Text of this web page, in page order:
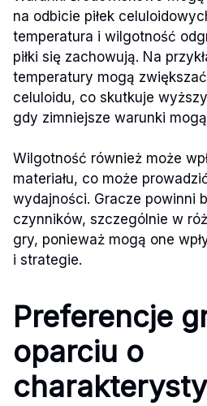
na odbicie piłek
temperatura i wilgotność
piłki się zachowują. Na
temperatury mogą
celuloidu, co skutkuje
gdy zimniejsze warunki
Wilgotność również może
materiału, co może
wydajności. Gracze powinni
czynników, szczególnie w
gry, ponieważ mogą one
i strategie.
Preferencje
oparciu o